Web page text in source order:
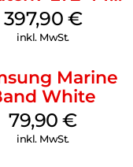
mm Green
397,90 €
inkl. MwSt.
Marine
White
79,90€
inkl. MwSt.